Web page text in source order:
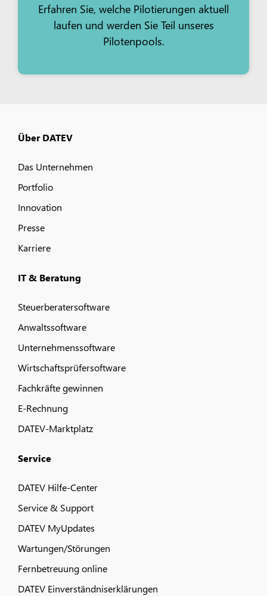
Erfahren Sie, welche Pilotierungen aktuell
laufen und werden Sie Teil unseres
Pilotenpools.
Über DATEV
Das Unternehmen
Portfolio
Innovation
Presse
Karriere
IT & Beratung
Steuerberatersoftware
Anwaltssoftware
Unternehmenssoftware
Wirtschaftsprüfersoftware
Fachkräfte gewinnen
E-Rechnung
DATEV-Marktplatz
Service
DATEV Hilfe-Center
Service & Support
DATEV MyUpdates
Wartungen/Störungen
Fernbetreuung online
DATEV Einverständniserklärungen